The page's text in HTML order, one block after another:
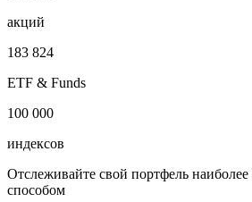
акций
183 824
ETF & Funds
100 000
индексов
Отслеживайте свой портфель
способом